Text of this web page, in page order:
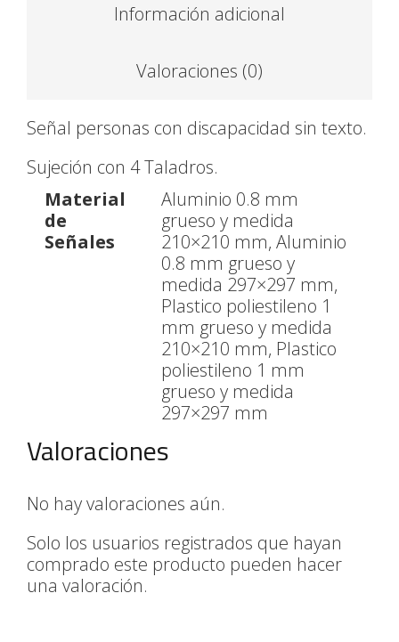
Información adicional
Valoraciones (0)
Señal personas con discapacidad sin texto.
Sujeción con 4 Taladros.
Material
de
Señales
Aluminio 0.8 mm
grueso y medida
210×210 mm, Aluminio
0.8 mm grueso y
medida 297×297 mm,
Plastico poliestileno 1
mm grueso y medida
210×210 mm, Plastico
poliestileno 1 mm
grueso y medida
297×297 mm
Valoraciones
No hay valoraciones aún.
Solo los usuarios registrados que hayan
comprado este producto pueden hacer
una valoración.